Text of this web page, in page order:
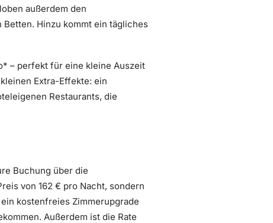
außerdem den
Hinzu kommt ein tägliches
– perfekt für eine kleine Auszeit
Extra-Effekte: ein
Restaurants, die
Buchung über die
von 162 € pro Nacht, sondern
kostenfreies Zimmerupgrade
Außerdem ist die Rate